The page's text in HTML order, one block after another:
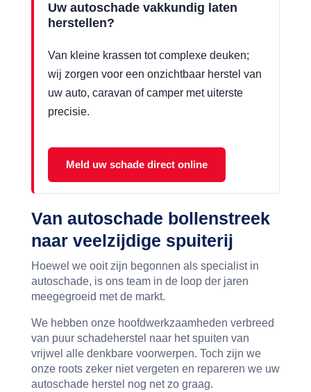
Uw autoschade vakkundig laten
herstellen?
Van kleine krassen tot complexe deuken;
wij zorgen voor een onzichtbaar herstel van
uw auto, caravan of camper met uiterste
precisie.
Meld uw schade direct online
Van autoschade bollenstreek
naar veelzijdige spuiterij
Hoewel we ooit zijn begonnen als specialist in
autoschade, is ons team in de loop der jaren
meegegroeid met de markt.
We hebben onze hoofdwerkzaamheden verbreed
van puur schadeherstel naar het spuiten van
vrijwel alle denkbare voorwerpen. Toch zijn we
onze roots zeker niet vergeten en repareren we uw
autoschade herstel nog net zo graag.